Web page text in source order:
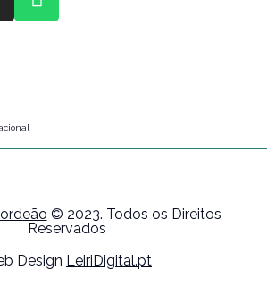
© 2023. Todos os Direitos
Reservados
Design LeiriDigital.pt